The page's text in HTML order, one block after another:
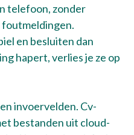
telefoon, zonder
foutmeldingen.
en besluiten dan
hapert, verlies je ze op
invoervelden. Cv-
bestanden uit cloud-